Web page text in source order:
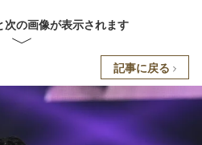
次の画像が表示されます
記事に戻る